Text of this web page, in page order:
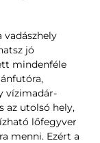
vadászhely
jó
mindenféle
vízimadár-
az utolsó hely,
lőfegyver
menni. Ezért a